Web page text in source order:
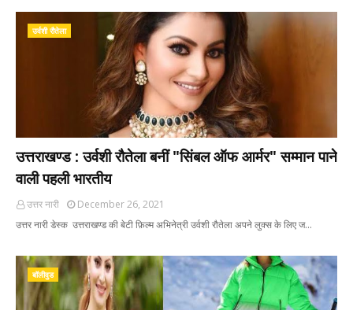
उर्वशी रौतेला
उत्तराखण्ड : उर्वशी रौतेला बनीं "सिंबल ऑफ आर्मर" सम्मान पाने
वाली पहली भारतीय
उत्तर नारी
December 26, 2021
उत्तर नारी डेस्क उत्तराखण्ड की बेटी फ़िल्म अभिनेत्री उर्वशी रौतेला अपने लुक्स के लिए ज…
बॉलीवुड